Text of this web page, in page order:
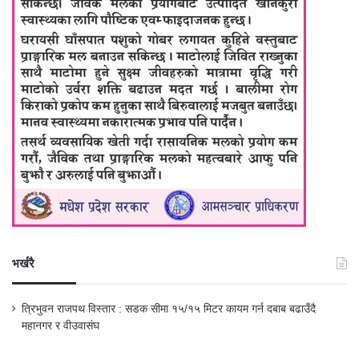
भर्खरै
त्रिभुवन राजपथ विस्तार : सडक सीमा १५/१५ मिटर कायम गर्न दबाब बढाउँदै
महानगर र वीउवासंघ